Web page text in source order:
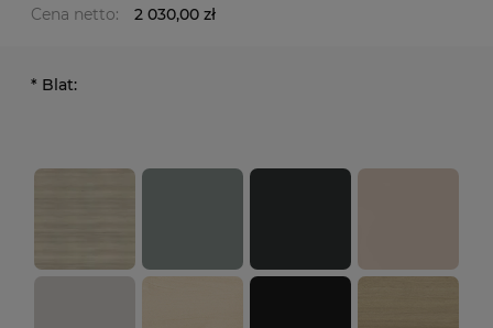
Cena netto: 2 030,00 zł
* Blat: